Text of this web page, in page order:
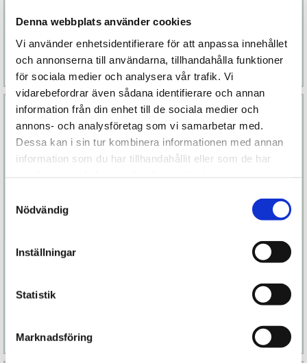
Denna webbplats använder cookies
Vi använder enhetsidentifierare för att anpassa innehållet
och annonserna till användarna, tillhandahålla funktioner
för sociala medier och analysera vår trafik. Vi
vidarebefordrar även sådana identifierare och annan
information från din enhet till de sociala medier och
annons- och analysföretag som vi samarbetar med.
Dessa kan i sin tur kombinera informationen med annan
information som du har tillhandahållit eller som de har
Nödvändig
Inställningar
Statistik
Marknadsföring
249 kr
Finns fler alternativ
JJ Penisringar 3-
Läs mer
Justerbar
Köp